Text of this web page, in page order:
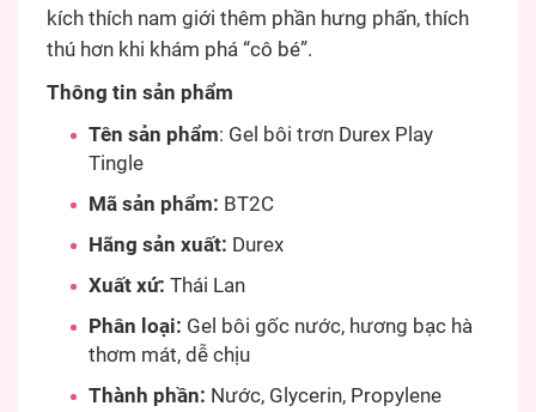
kích thích nam giới thêm phần hưng phấn, thích
thú hơn khi khám phá “cô bé”.
Thông tin sản phẩm
Tên sản phẩm: Gel bôi trơn Durex Play
Tingle
Mã sản phẩm: BT2C
Hãng sản xuất: Durex
Xuất xứ: Thái Lan
Phân loại: Gel bôi gốc nước, hương bạc hà
thơm mát, dễ chịu
Thành phần: Nước, Glycerin, Propylene